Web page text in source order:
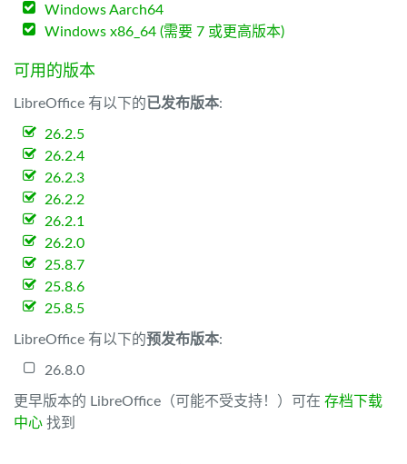
Windows Aarch64
Windows x86_64 (需要 7 或更高版本)
可用的版本
LibreOffice 有以下的已发布版本:
26.2.5
26.2.4
26.2.3
26.2.2
26.2.1
26.2.0
25.8.7
25.8.6
25.8.5
LibreOffice 有以下的预发布版本:
26.8.0
更早版本的 LibreOffice（可能不受支持！）可在 存档下载
中心 找到